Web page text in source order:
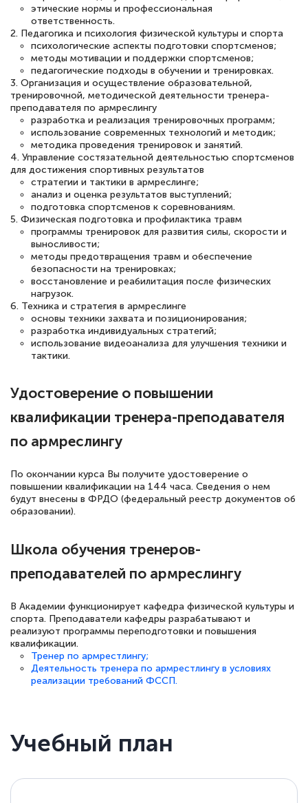
Всем добрый день! Я прошла курс
повышени каалификации по
специальности «Тренер-преподаватель
по тяжелой атлетике»! Хочется
подчеркуть, что при обращении
оперативно связались со мной
специалисты, ответили на все
интересующие вопросы и в течении
двух…
Светлана К
Знаток города 7 уровня
10 марта 2026
Оставила заявку на обучение онлайн, мне
быстро ответили, разъяснили все детали.
Обучение понравилось: огромное
количество тематической литературы,
прохождения курса, удобная система
аттестации, проблем не возникло ни на
каком этапе…
этические нормы и профессиональная
ответственность.
2. Педагогика и психология физической культуры и спорта
психологические аспекты подготовки спортсменов;
методы мотивации и поддержки спортсменов;
педагогические подходы в обучении и тренировках.
3. Организация и осуществление образовательной,
тренировочной, методической деятельности тренера-
преподавателя по армреслингу
разработка и реализация тренировочных программ;
использование современных технологий и методик;
методика проведения тренировок и занятий.
4. Управление состязательной деятельностью спортсменов
для достижения спортивных результатов
стратегии и тактики в армреслинге;
анализ и оценка результатов выступлений;
подготовка спортсменов к соревнованиям.
5. Физическая подготовка и профилактика травм
программы тренировок для развития силы, скорости и
выносливости;
методы предотвращения травм и обеспечение
безопасности на тренировках;
восстановление и реабилитация после физических
нагрузок.
6. Техника и стратегия в армреслинге
основы техники захвата и позиционирования;
разработка индивидуальных стратегий;
использование видеоанализа для улучшения техники и
тактики.
Удостоверение о повышении
квалификации тренера-преподавателя
по армреслингу
По окончании курса Вы получите удостоверение о
повышении квалификации на 144 часа. Сведения о нем
будут внесены в ФРДО (федеральный реестр документов об
образовании).
Школа обучения тренеров-
преподавателей по армреслингу
В Академии функционирует кафедра физической культуры и
спорта. Преподаватели кафедры разрабатывают и
реализуют программы переподготовки и повышения
квалификации.
Тренер по армрестлингу;
Деятельность тренера по армрестлингу в условиях
реализации требований ФССП.
Учебный план